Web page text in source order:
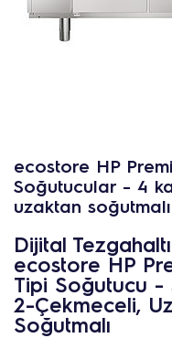
ecostore HP
Soğutucular - 4
uzaktan
Dijital
ecostore HP
Tipi Soğutucu -
2-Çekmeceli,
Soğutmalı